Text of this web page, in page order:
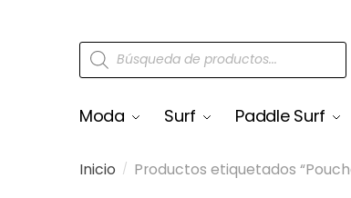
Moda Surf Paddle Surf
Inicio / Productos etiquetados